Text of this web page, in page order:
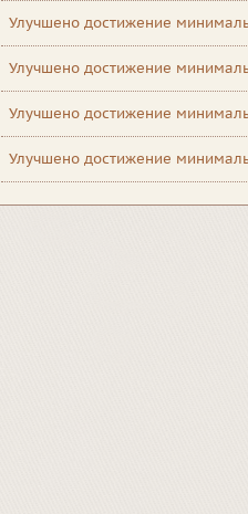
Улучшено достижение
Улучшено достижение
Улучшено достижение
Улучшено достижение